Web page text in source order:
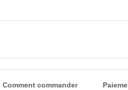
Comment commander